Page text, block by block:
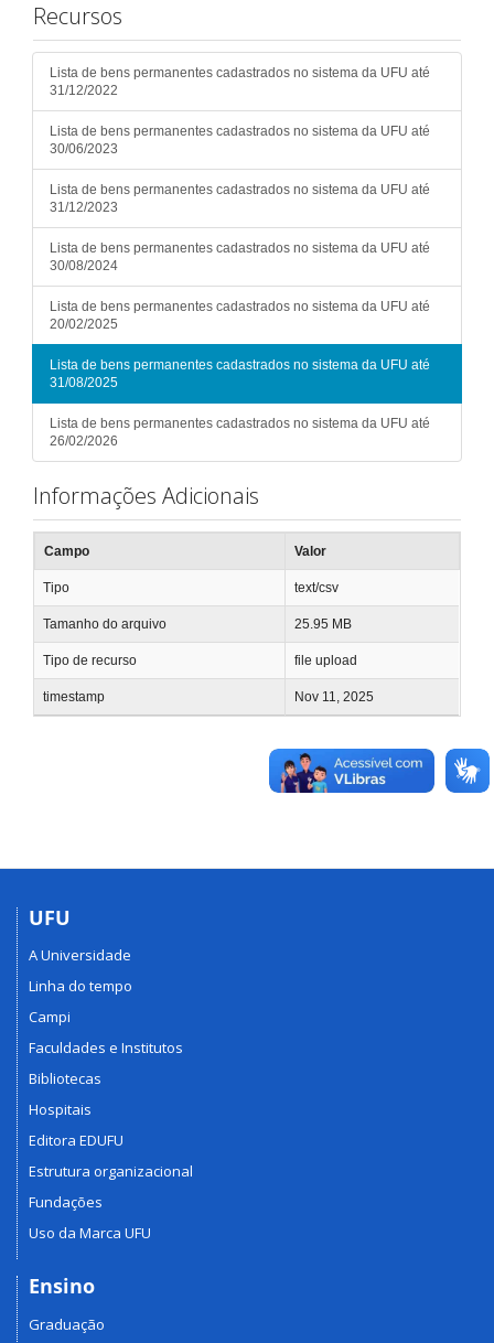
Recursos
Lista de bens permanentes cadastrados no sistema da UFU até
31/12/2022
Lista de bens permanentes cadastrados no sistema da UFU até
30/06/2023
Lista de bens permanentes cadastrados no sistema da UFU até
31/12/2023
Lista de bens permanentes cadastrados no sistema da UFU até
30/08/2024
Lista de bens permanentes cadastrados no sistema da UFU até
20/02/2025
Lista de bens permanentes cadastrados no sistema da UFU até
31/08/2025
Lista de bens permanentes cadastrados no sistema da UFU até
26/02/2026
Informações Adicionais
Campo Valor
Tipo text/csv
Tamanho do arquivo 25.95 MB
Tipo de recurso file upload
timestamp Nov 11, 2025
UFU
A Universidade
Linha do tempo
Campi
Faculdades e Institutos
Bibliotecas
Hospitais
Editora EDUFU
Estrutura organizacional
Fundações
Uso da Marca UFU
Ensino
Graduação